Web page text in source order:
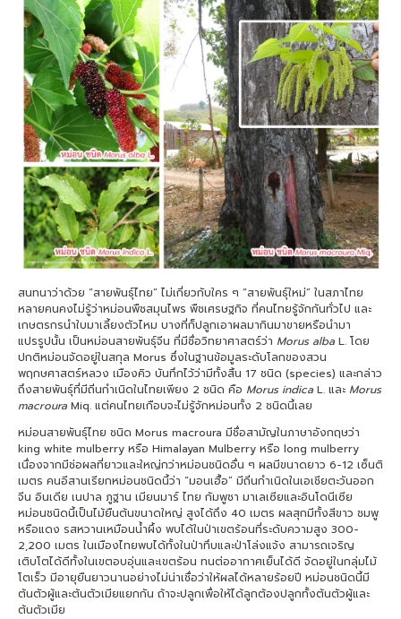
สนทนาว่าด้วย “สายพันธุ์ไทย” ไม่เกี่ยวกับใคร ๆ “สายพันธุ์ใหม่” ในสภาไทย
หลายคนคงไม่รู้ว่าหม่อนพืชสมุนไพร พืชเศรษฐกิจ ที่คนไทยรู้จักกันทั่วไป และ
เกษตรกรนำใบมาเลี้ยงตัวไหม บางที่ก็ปลูกเอาผลมากินมาขายหรือนำมา
แปรรูปนั้น เป็นหม่อนสายพันธุ์จีน ที่มีชื่อวิทยาศาสตร์ว่า Morus alba L. โดย
ปกติหม่อนจัดอยู่ในสกุล Morus ซึ่งในฐานข้อมูลระดับโลกของสวน
พฤกษศาสตร์หลวง เมืองคิว บันทึกไว้ว่ามีทั้งสิ้น 17 ชนิด (species) และกล่าว
ถึงสายพันธุ์ที่มีถิ่นกำเนิดในไทยเพียง 2 ชนิด คือ Morus indica L. และ Morus
macroura Miq. แต่คนไทยเกือบจะไม่รู้จักหม่อนทั้ง 2 ชนิดนี้เลย
หม่อนสายพันธุ์ไทย ชนิด Morus macroura มีชื่อสามัญในภาษาอังกฤษว่า
king white mulberry หรือ Himalayan Mulberry หรือ long mulberry
เนื่องจากมีช่อผลที่ยาวและใหญ่กว่าหม่อนชนิดอื่น ๆ ผลมีขนาดยาว 6-12 เซ็นติ
เมตร คนอีสานเรียกหม่อนชนิดนี้ว่า “มอนเฮื้อ” มีถิ่นกำเนิดในเอเชียตะวันออก
จีน อินเดีย เนปาล ภูฐาน เมียนมาร์ ไทย กัมพูชา มาเลเซียและอินโดนีเซีย
หม่อนชนิดนี้เป็นไม้ยืนต้นขนาดใหญ่ สูงได้ถึง 40 เมตร ผลสุกมีทั้งสีขาว ชมพู
หรือแดง รสหวานเหมือนน้ำผึ้ง พบได้ในป่าเขตร้อนที่ระดับความสูง 300-
2,200 เมตร ในเมืองไทยพบได้ทั้งในป่าทึบและป่าโล่งแจ้ง สามารถเจริญ
เติบโตได้ดีทั้งในเขตอบอุ่นและเขตร้อน ทนต่ออากาศเย็นได้ดี จัดอยู่ในกลุ่มไม้
โตเร็ว มีอายุยืนยาวนานอย่างไม่น่าเชื่อว่าให้ผลได้หลายร้อยปี หม่อนชนิดนี้มี
ต้นตัวผู้และต้นตัวเมียแยกกัน ถ้าจะปลูกเพื่อให้ได้ลูกต้องปลูกทั้งต้นตัวผู้และ
ต้นตัวเมีย